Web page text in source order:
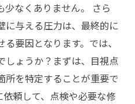
少なくありません。 さら
に与える圧力は、最終的に
要因となります。では、
しょうか？まずは、目視点
所を特定することが重要で
頼して、点検や必要な修